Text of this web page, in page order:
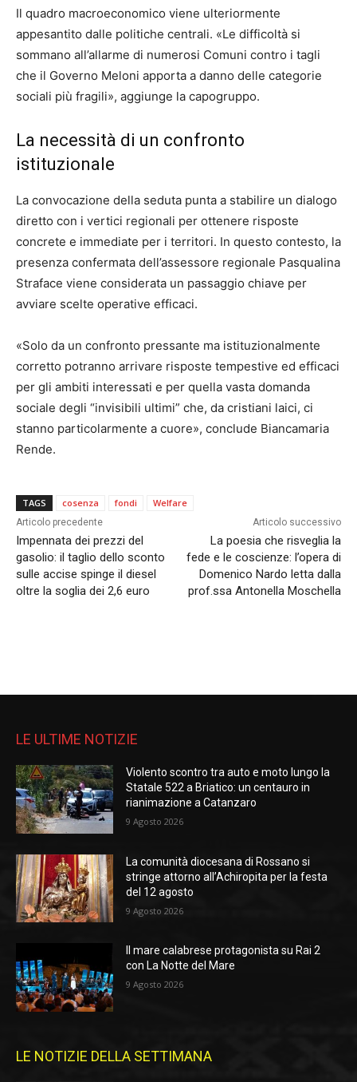
Il quadro macroeconomico viene ulteriormente
appesantito dalle politiche centrali. «Le difficoltà si
sommano all’allarme di numerosi Comuni contro i tagli
che il Governo Meloni apporta a danno delle categorie
sociali più fragili», aggiunge la capogruppo.
La necessità di un confronto
istituzionale
La convocazione della seduta punta a stabilire un dialogo
diretto con i vertici regionali per ottenere risposte
concrete e immediate per i territori. In questo contesto, la
presenza confermata dell’assessore regionale Pasqualina
Straface viene considerata un passaggio chiave per
avviare scelte operative efficaci.
«Solo da un confronto pressante ma istituzionalmente
corretto potranno arrivare risposte tempestive ed efficaci
per gli ambiti interessati e per quella vasta domanda
sociale degli “invisibili ultimi” che, da cristiani laici, ci
stanno particolarmente a cuore», conclude Biancamaria
Rende.
TAGS cosenza fondi Welfare
Articolo precedente
Impennata dei prezzi del
gasolio: il taglio dello sconto
sulle accise spinge il diesel
oltre la soglia dei 2,6 euro
Articolo successivo
La poesia che risveglia la
fede e le coscienze: l’opera di
Domenico Nardo letta dalla
prof.ssa Antonella Moschella
LE ULTIME NOTIZIE
Violento scontro tra auto e moto lungo la
Statale 522 a Briatico: un centauro in
rianimazione a Catanzaro
9 Agosto 2026
La comunità diocesana di Rossano si
stringe attorno all’Achiropita per la festa
del 12 agosto
9 Agosto 2026
Il mare calabrese protagonista su Rai 2
con La Notte del Mare
9 Agosto 2026
LE NOTIZIE DELLA SETTIMANA